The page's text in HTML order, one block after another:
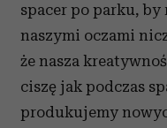
spacer po parku, by
naszymi oczami
że nasza
ciszę jak podczas
produkujemy